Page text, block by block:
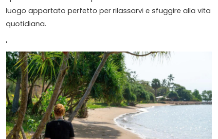
luogo appartato perfetto per rilassarvi e sfuggire alla vita
quotidiana.
'